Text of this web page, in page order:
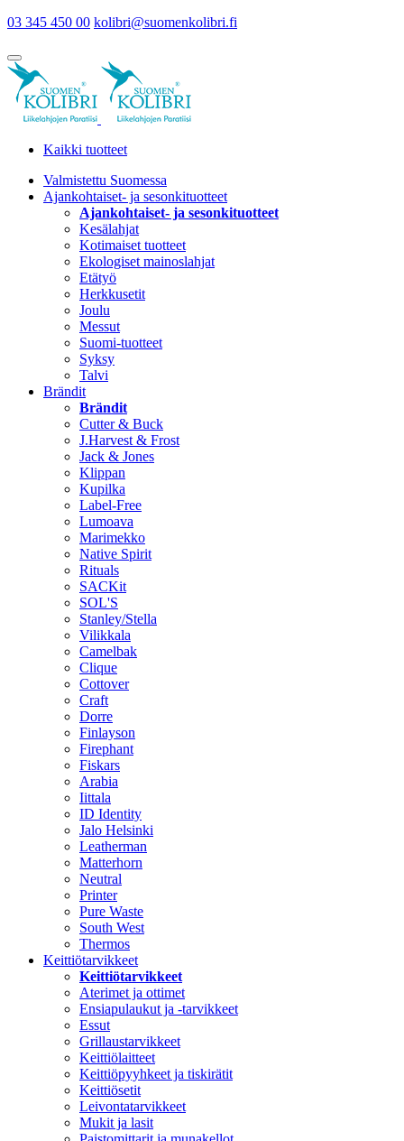
03 345 450 00 kolibri@suomenkolibri.fi
Kaikki tuotteet
Valmistettu Suomessa
Ajankohtaiset- ja sesonkituotteet
Ajankohtaiset- ja sesonkituotteet
Kesälahjat
Kotimaiset tuotteet
Ekologiset mainoslahjat
Etätyö
Herkkusetit
Joulu
Messut
Suomi-tuotteet
Syksy
Talvi
Brändit
Brändit
Cutter & Buck
J.Harvest & Frost
Jack & Jones
Klippan
Kupilka
Label-Free
Lumoava
Marimekko
Native Spirit
Rituals
SACKit
SOL'S
Stanley/Stella
Vilikkala
Camelbak
Clique
Cottover
Craft
Dorre
Finlayson
Firephant
Fiskars
Arabia
Iittala
ID Identity
Jalo Helsinki
Leatherman
Matterhorn
Neutral
Printer
Pure Waste
South West
Thermos
Keittiötarvikkeet
Keittiötarvikkeet
Aterimet ja ottimet
Ensiapulaukut ja -tarvikkeet
Essut
Grillaustarvikkeet
Keittiölaitteet
Keittiöpyyhkeet ja tiskirätit
Keittiösetit
Leivontatarvikkeet
Mukit ja lasit